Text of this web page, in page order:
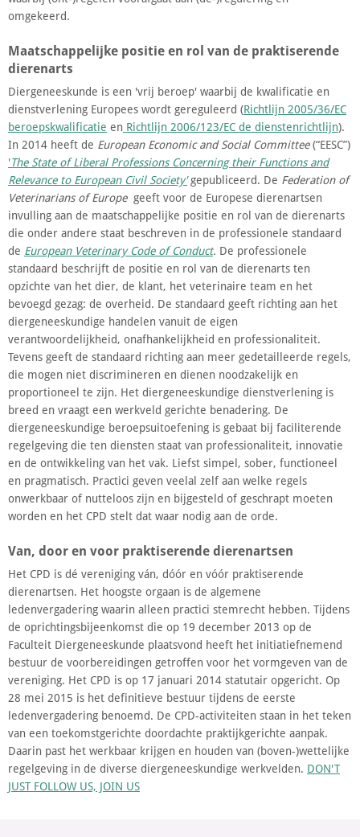
omgekeerd.
Maatschappelijke positie en rol van de praktiserende
dierenarts
Diergeneeskunde is een 'vrij beroep' waarbij de kwalificatie en
dienstverlening Europees wordt gereguleerd (Richtlijn 2005/36/EC
beroepskwalificatie en Richtlijn 2006/123/EC de dienstenrichtlijn).
In 2014 heeft de European Economic and Social Committee(“EESC”)
'The State of Liberal Professions Concerning their Functions and
Relevance to European Civil Society' gepubliceerd. De Federation of
Veterinarians of Europe geeft voor de Europese dierenartsen
invulling aan de maatschappelijke positie en rol van de dierenarts
die onder andere staat beschreven in de professionele standaard
de European Veterinary Code of Conduct. De professionele
standaard beschrijft de positie en rol van de dierenarts ten
opzichte van het dier, de klant, het veterinaire team en het
bevoegd gezag: de overheid. De standaard geeft richting aan het
diergeneeskundige handelen vanuit de eigen
verantwoordelijkheid, onafhankelijkheid en professionaliteit.
Tevens geeft de standaard richting aan meer gedetailleerde regels,
die mogen niet discrimineren en dienen noodzakelijk en
proportioneel te zijn. Het diergeneeskundige dienstverlening is
breed en vraagt een werkveld gerichte benadering. De
diergeneeskundige beroepsuitoefening is gebaat bij faciliterende
regelgeving die ten diensten staat van professionaliteit, innovatie
en de ontwikkeling van het vak. Liefst simpel, sober, functioneel
en pragmatisch. Practici geven veelal zelf aan welke regels
onwerkbaar of nutteloos zijn en bijgesteld of geschrapt moeten
worden en het CPD stelt dat waar nodig aan de orde.
Van, door en voor praktiserende dierenartsen
Het CPD is dé vereniging ván, dóór en vóór praktiserende
dierenartsen. Het hoogste orgaan is de algemene
ledenvergadering waarin alleen practici stemrecht hebben. Tijdens
de oprichtingsbijeenkomst die op 19 december 2013 op de
Faculteit Diergeneeskunde plaatsvond heeft het initiatiefnemend
bestuur de voorbereidingen getroffen voor het vormgeven van de
vereniging. Het CPD is op 17 januari 2014 statutair opgericht. Op
28 mei 2015 is het definitieve bestuur tijdens de eerste
ledenvergadering benoemd. De CPD-activiteiten staan in het teken
van een toekomstgerichte doordachte praktijkgerichte aanpak.
Daarin past het werkbaar krijgen en houden van (boven-)wettelijke
regelgeving in de diverse diergeneeskundige werkvelden. DON'T
JUST FOLLOW US, JOIN US